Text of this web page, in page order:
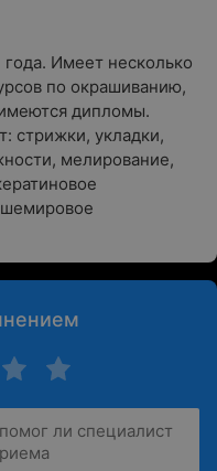
Имеет несколько
по окрашиванию,
дипломы.
стрижки, укладки,
мелирование,